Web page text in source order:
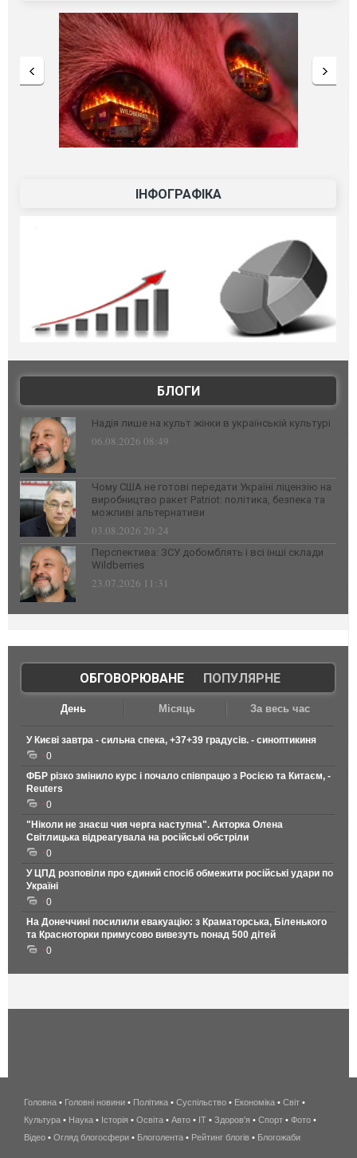
ІНФОГРАФІКА
БЛОГИ
Надія лише на культ жінки в українській культурі
06.08.2026 08:49
Чому США не готові передати Україні ліцензію на
виробництво ракет Patriot: політика, безпека та
можливі альтернативи
03.08.2026 20:24
Перспектива: ЗСУ добомблять і всі інші склади
Wildberries
23.07.2026 11:31
ОБГОВОРЮВАНЕ| ПОПУЛЯРНЕ
День Місяць За весь час
У Києві завтра - сильна спека, +37+39 градусів. - синоптикиня
0
ФБР різко змінило курс і почало співпрацю з Росією та Китаєм, -
Reuters
0
"Ніколи не знаєш чия черга наступна". Акторка Олена
Світлицька відреагувала на російські обстріли
0
У ЦПД розповіли про єдиний спосіб обмежити російські удари по
Україні
0
На Донеччині посилили евакуацію: з Краматорська, Біленького
та Красноторки примусово вивезуть понад 500 дітей
0
беспроводной
интернет
киев
Головна • Головні новини • Політика • Суспільство • Економіка • Світ •
Культура • Наука • Історія • Освіта • Авто • IT • Здоров'я • Спорт • Фото •
Відео • Огляд блогосфери • Блоголента • Рейтинг блогів • Блогожаби